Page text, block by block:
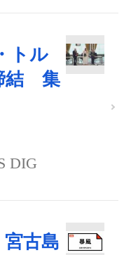
トル
結 集
DIG
宮古島